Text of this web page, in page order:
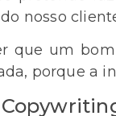
do nosso
que um
porque a